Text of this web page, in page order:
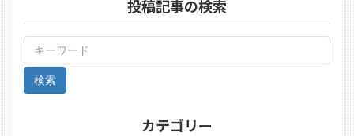
投稿記事の検索
カテゴリー